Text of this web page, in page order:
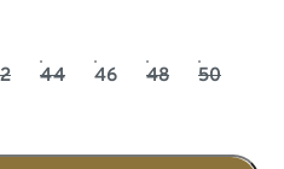
44 46 48 50